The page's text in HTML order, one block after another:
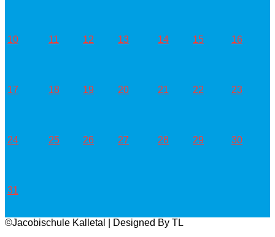
10 11 12 13 14 15 16
17 18 19 20 21 22 23
24 25 26 27 28 29 30
31
©Jacobischule Kalletal | Designed By TL